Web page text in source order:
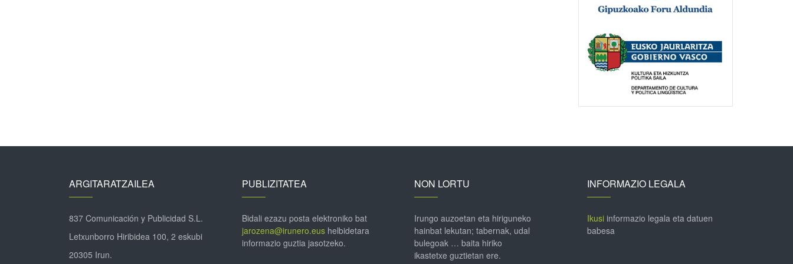
ARGITARATZAILEA
837 Comunicación y Publicidad S.L.
Letxunborro Hiribidea 100, 2 eskubi
20305 Irun.
PUBLIZITATEA
Bidali ezazu posta elektroniko bat
jarozena@irunero.eushelbidetara
informazio guztia jasotzeko.
NON LORTU
Irungo auzoetan eta hiriguneko
hainbat lekutan; tabernak, udal
bulegoak … baita hiriko
ikastetxe guztietan ere.
INFORMAZIO LEGALA
Ikusiinformazio legala eta datuen
babesa